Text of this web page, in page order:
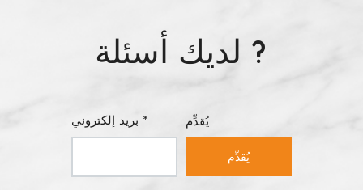
لديك أسئلة ?
بريد إلكتروني * يُقدِّم
يُقدِّم